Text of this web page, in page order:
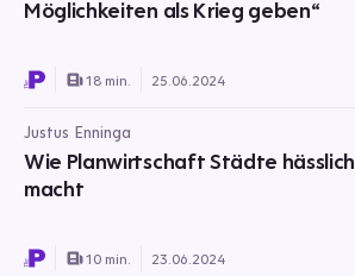
Möglichkeiten als Krieg geben“
18 min. 25.06.2024
Justus Enninga
Wie Planwirtschaft Städte hässlich
macht
10 min. 23.06.2024